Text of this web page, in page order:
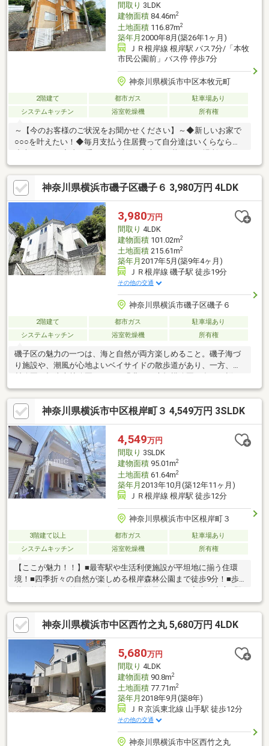
間取り 3LDK
建物面積84.46m2
土地面積116.87m2
築年月 2000年8月(築26年1ヶ月)
ＪＲ根岸線 根岸駅 バス7分/「本牧
市民公園前」バス停 停歩7分
神奈川県横浜市中区本牧元町
2階建て 都市ガス
駐車場あり
システムキッチン
浴室乾燥機 所有権
～【今のお客様のご状況をお聞かせください】～◆新しいお家で
○○○を叶えたい！◆毎月支払う住居費って自分達はいくらなら大
い！◆購入はしたいけど、手続きとか税金とか色々心配。。
神奈川県横浜市磯子区磯子６ 3,980万円 4LDK
3,980万円
間取り 4LDK
建物面積101.02m2
土地面積215.61m2
築年月 2017年5月(築9年4ヶ月)
ＪＲ根岸線 磯子駅 徒歩19分
その他の交通
神奈川県横浜市磯子区磯子６
2階建て 都市ガス
駐車場あり
システムキッチン
浴室乾燥機 所有権
磯子区の魅力の一つは、海と自然が両方楽しめること。磯子海づ
り施設や、潮風が心地よいベイサイドの散歩道があり、一方、岡
時期には地元の人々で賑わいます。駅前には多様なスーパーが充
実。また保育園や小中学校が近く、子育て世帯におすすめのエリ
アです。【横浜のハウスネット】０１２０-４１１-３０６（通話
料無料）・お客様のペースを大切にする数少ない不動産会社・住
所だけ知りたい、1件だけ見たいもOK・現地集合現地解散、zoom
でリモート見学もOK・Googleクチコミ評価4.8の優良店・１都３
県の不動産売却も得意な会社
神奈川県横浜市中区根岸町３ 4,549万円 3SLDK
4,549万円
間取り 3SLDK
建物面積95.01m2
土地面積61.64m2
築年月 2013年10月(築12年11ヶ月)
ＪＲ根岸線 根岸駅 徒歩12分
神奈川県横浜市中区根岸町３
3階建て以上 都市ガス
駐車場あり
システムキッチン
浴室乾燥機 所有権
【ここが魅力！！】■最寄駅や生活利便施設が平坦地に揃う住環
境！■四季折々の自然が楽しめる根岸森林公園まで徒歩9分！■歩
入居可能！リフォーム完成済のためごゆっくりご見学いただけま
すお客様からご評価いただいております！◇グーグル口コミ星4.7
＆インスタグラム登録者数2400件超 ※2026年7月時点◇～総合生
活産業！創業49年全86拠点を構えるミックグループにお任せくだ
さい～不動産の購入、売却、賃貸の他にも不動産買取や管理、リ
フォーム、建築、保険の見直し＆提案、相続、登記関係等々ワン
ストップにてお手伝いいたします！
神奈川県横浜市中区西竹之丸 5,680万円 4LDK
5,680万円
間取り 4LDK
建物面積90.8m2
土地面積77.71m2
築年月 2018年9月(築8年)
ＪＲ京浜東北線 山手駅 徒歩12分
その他の交通
神奈川県横浜市中区西竹之丸